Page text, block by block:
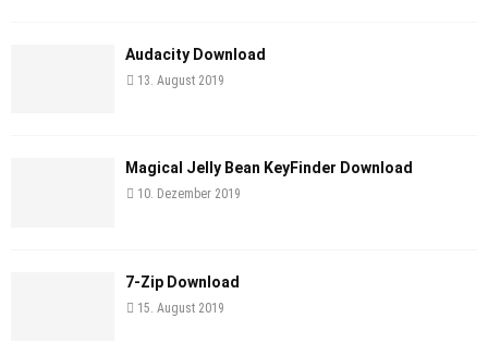
Audacity Download
13. August 2019
Magical Jelly Bean KeyFinder Download
10. Dezember 2019
7-Zip Download
15. August 2019